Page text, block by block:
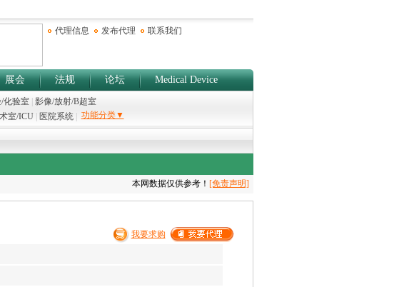
代理信息 发布代理 联系我们
展会 法规 论坛 Medical Device
化验室| 影像/放射/B超室
室/ICU 医院系统| 功能分类▼
本网数据仅供参考！ [免责声明]
我要求购